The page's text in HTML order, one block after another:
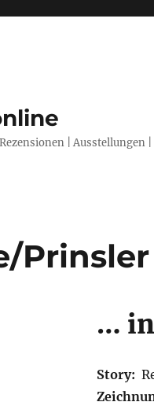
| Ausstellungen |
… in
Story: